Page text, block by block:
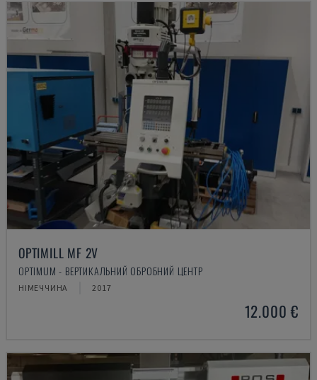
OPTIMILL MF 2V
OPTIMUM - ВЕРТИКАЛЬНИЙ ОБРОБНИЙ ЦЕНТР
НІМЕЧЧИНА 2017
12.000 €